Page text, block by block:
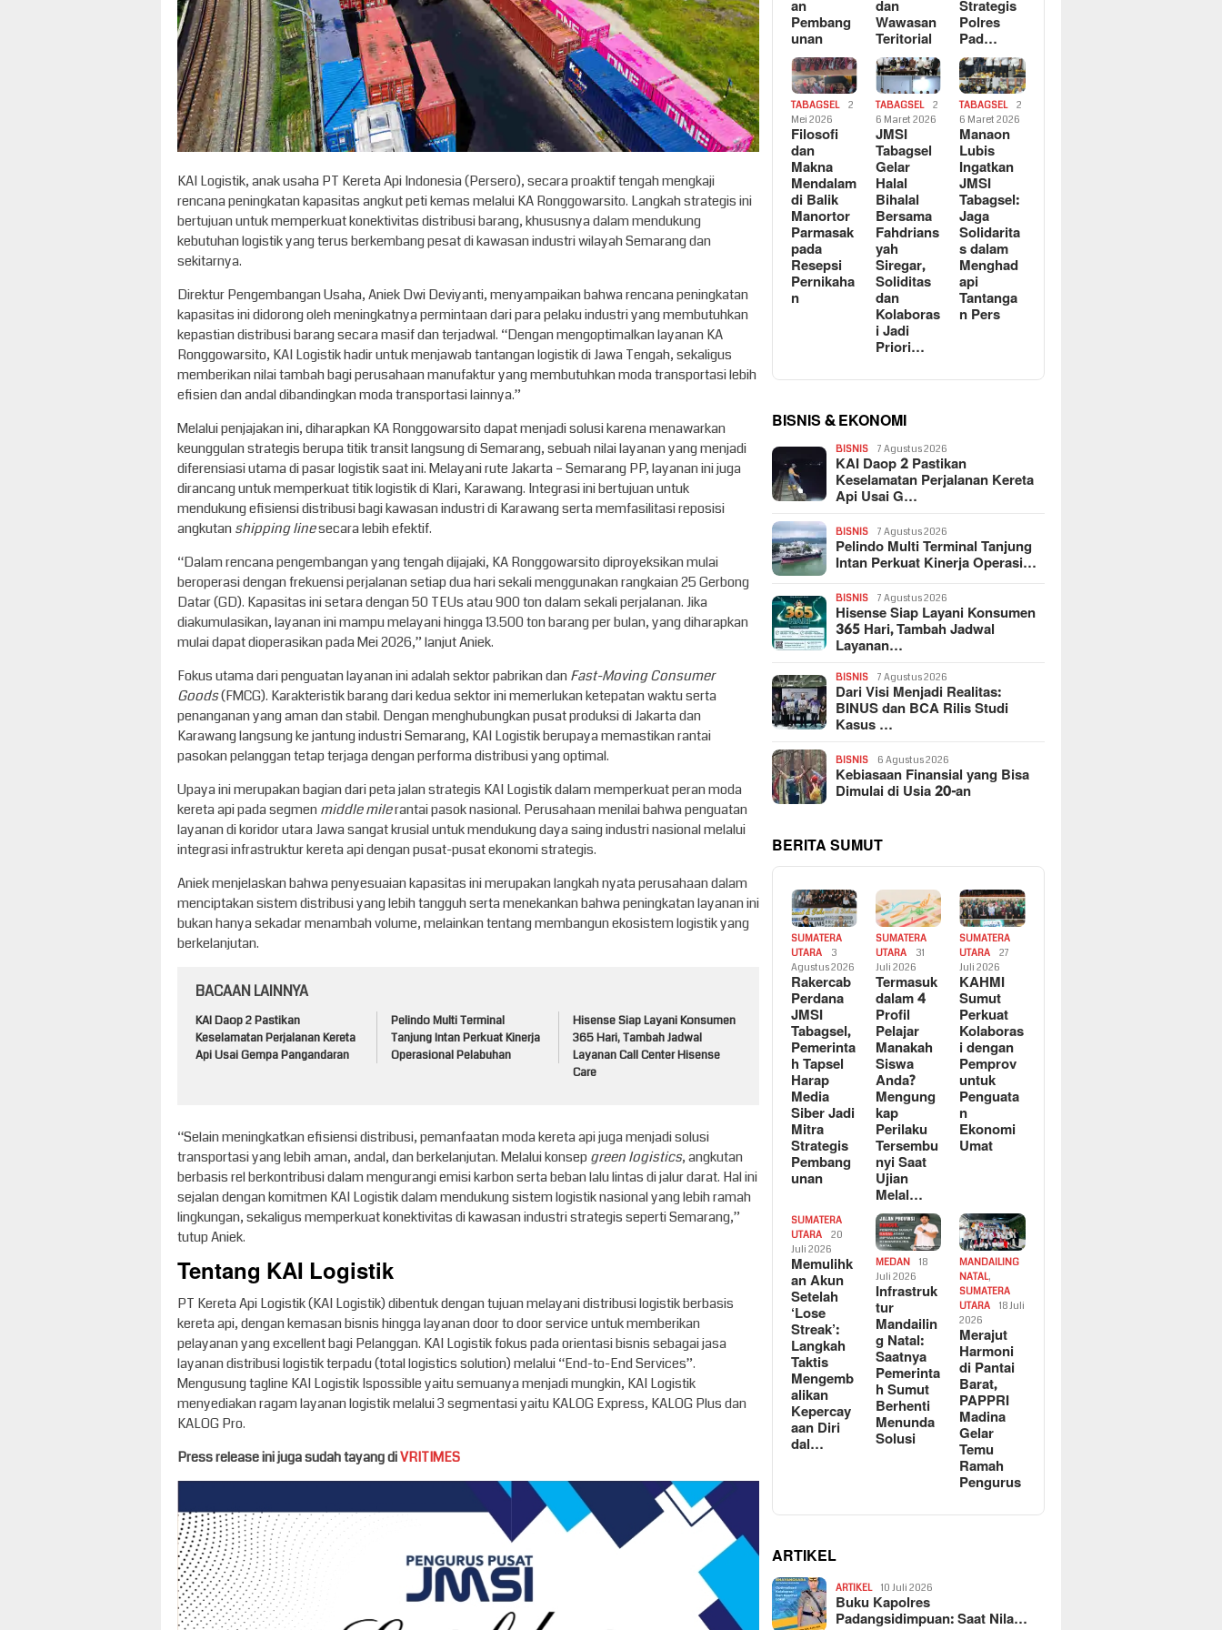
KAI Logistik, anak usaha PT Kereta Api Indonesia (Persero), secara proaktif tengah mengkaji
rencana peningkatan kapasitas angkut peti kemas melalui KA Ronggowarsito. Langkah strategis ini
bertujuan untuk memperkuat konektivitas distribusi barang, khususnya dalam mendukung
kebutuhan logistik yang terus berkembang pesat di kawasan industri wilayah Semarang dan
sekitarnya.
Direktur Pengembangan Usaha, Aniek Dwi Deviyanti, menyampaikan bahwa rencana peningkatan
kapasitas ini didorong oleh meningkatnya permintaan dari para pelaku industri yang membutuhkan
kepastian distribusi barang secara masif dan terjadwal. “Dengan mengoptimalkan layanan KA
Ronggowarsito, KAI Logistik hadir untuk menjawab tantangan logistik di Jawa Tengah, sekaligus
memberikan nilai tambah bagi perusahaan manufaktur yang membutuhkan moda transportasi lebih
efisien dan andal dibandingkan moda transportasi lainnya.”
Melalui penjajakan ini, diharapkan KA Ronggowarsito dapat menjadi solusi karena menawarkan
keunggulan strategis berupa titik transit langsung di Semarang, sebuah nilai layanan yang menjadi
diferensiasi utama di pasar logistik saat ini. Melayani rute Jakarta – Semarang PP, layanan ini juga
dirancang untuk memperkuat titik logistik di Klari, Karawang. Integrasi ini bertujuan untuk
mendukung efisiensi distribusi bagi kawasan industri di Karawang serta memfasilitasi reposisi
angkutanshipping linesecara lebih efektif.
“Dalam rencana pengembangan yang tengah dijajaki, KA Ronggowarsito diproyeksikan mulai
beroperasi dengan frekuensi perjalanan setiap dua hari sekali menggunakan rangkaian 25 Gerbong
Datar (GD). Kapasitas ini setara dengan 50 TEUs atau 900 ton dalam sekali perjalanan. Jika
diakumulasikan, layanan ini mampu melayani hingga 13.500 ton barang per bulan, yang diharapkan
mulai dapat dioperasikan pada Mei 2026,” lanjut Aniek.
Fokus utama dari penguatan layanan ini adalah sektor pabrikan danFast-Moving Consumer
Goods(FMCG). Karakteristik barang dari kedua sektor ini memerlukan ketepatan waktu serta
penanganan yang aman dan stabil. Dengan menghubungkan pusat produksi di Jakarta dan
Karawang langsung ke jantung industri Semarang, KAI Logistik berupaya memastikan rantai
pasokan pelanggan tetap terjaga dengan performa distribusi yang optimal.
Upaya ini merupakan bagian dari peta jalan strategis KAI Logistik dalam memperkuat peran moda
kereta api pada segmenmiddle milerantai pasok nasional. Perusahaan menilai bahwa penguatan
layanan di koridor utara Jawa sangat krusial untuk mendukung daya saing industri nasional melalui
integrasi infrastruktur kereta api dengan pusat-pusat ekonomi strategis.
Aniek menjelaskan bahwa penyesuaian kapasitas ini merupakan langkah nyata perusahaan dalam
menciptakan sistem distribusi yang lebih tangguh serta menekankan bahwa peningkatan layanan ini
bukan hanya sekadar menambah volume, melainkan tentang membangun ekosistem logistik yang
berkelanjutan.
BACAAN LAINNYA
KAI Daop 2 Pastikan
Keselamatan Perjalanan Kereta
Api Usai Gempa Pangandaran
Pelindo Multi Terminal
Tanjung Intan Perkuat Kinerja
Operasional Pelabuhan
Hisense Siap Layani Konsumen
365 Hari, Tambah Jadwal
Layanan Call Center Hisense
Care
“Selain meningkatkan efisiensi distribusi, pemanfaatan moda kereta api juga menjadi solusi
transportasi yang lebih aman, andal, dan berkelanjutan. Melalui konsepgreen logistics, angkutan
berbasis rel berkontribusi dalam mengurangi emisi karbon serta beban lalu lintas di jalur darat. Hal ini
sejalan dengan komitmen KAI Logistik dalam mendukung sistem logistik nasional yang lebih ramah
lingkungan, sekaligus memperkuat konektivitas di kawasan industri strategis seperti Semarang,”
tutup Aniek.
Tentang KAI Logistik
PT Kereta Api Logistik (KAI Logistik) dibentuk dengan tujuan melayani distribusi logistik berbasis
kereta api, dengan kemasan bisnis hingga layanan door to door service untuk memberikan
pelayanan yang excellent bagi Pelanggan. KAI Logistik fokus pada orientasi bisnis sebagai jasa
layanan distribusi logistik terpadu (total logistics solution) melalui “End-to-End Services”.
Mengusung tagline KAI Logistik Ispossible yaitu semuanya menjadi mungkin, KAI Logistik
menyediakan ragam layanan logistik melalui 3 segmentasi yaitu KALOG Express, KALOG Plus dan
KALOG Pro.
Press release ini juga sudah tayang diVRITIMES
an
Pembang
unan
dan
Wawasan
Teritorial
Strategis
Polres
Pad…
TABAGSEL
2
Mei 2026
Filosofi
dan
Makna
Mendalam
di Balik
Manortor
Parmasak
pada
Resepsi
Pernikaha
n
TABAGSEL
2
6 Maret 2026
JMSI
Tabagsel
Gelar
Halal
Bihalal
Bersama
Fahdrians
yah
Siregar,
Soliditas
dan
Kolaboras
i Jadi
Priori…
TABAGSEL
2
6 Maret 2026
Manaon
Lubis
Ingatkan
JMSI
Tabagsel:
Jaga
Solidarita
s dalam
Menghad
api
Tantanga
n Pers
BISNIS & EKONOMI
BISNIS 7 Agustus 2026
KAI Daop 2 Pastikan
Keselamatan Perjalanan Kereta
Api Usai G…
BISNIS 7 Agustus 2026
Pelindo Multi Terminal Tanjung
Intan Perkuat Kinerja Operasi…
BISNIS 7 Agustus 2026
Hisense Siap Layani Konsumen
365 Hari, Tambah Jadwal
Layanan…
BISNIS 7 Agustus 2026
Dari Visi Menjadi Realitas:
BINUS dan BCA Rilis Studi
Kasus …
BISNIS 6 Agustus 2026
Kebiasaan Finansial yang Bisa
Dimulai di Usia 20-an
BERITA SUMUT
SUMATERA
UTARA
3
Agustus 2026
Rakercab
Perdana
JMSI
Tabagsel,
Pemerinta
h Tapsel
Harap
Media
Siber Jadi
Mitra
Strategis
Pembang
unan
SUMATERA
UTARA
31
Juli 2026
Termasuk
dalam 4
Profil
Pelajar
Manakah
Siswa
Anda?
Mengung
kap
Perilaku
Tersembu
nyi Saat
Ujian
Melal…
SUMATERA
UTARA
27
Juli 2026
KAHMI
Sumut
Perkuat
Kolaboras
i dengan
Pemprov
untuk
Penguata
n
Ekonomi
Umat
SUMATERA
UTARA
20
Juli 2026
Memulihk
an Akun
Setelah
‘Lose
Streak’:
Langkah
Taktis
Mengemb
alikan
Kepercay
aan Diri
dal…
MEDAN
18
Juli 2026
Infrastruk
tur
Mandailin
g Natal:
Saatnya
Pemerinta
h Sumut
Berhenti
Menunda
Solusi
MANDAILING
NATAL,
SUMATERA
UTARA
18 Juli
2026
Merajut
Harmoni
di Pantai
Barat,
PAPPRI
Madina
Gelar
Temu
Ramah
Pengurus
ARTIKEL
ARTIKEL 10 Juli 2026
Buku Kapolres
Padangsidimpuan: Saat Nila…